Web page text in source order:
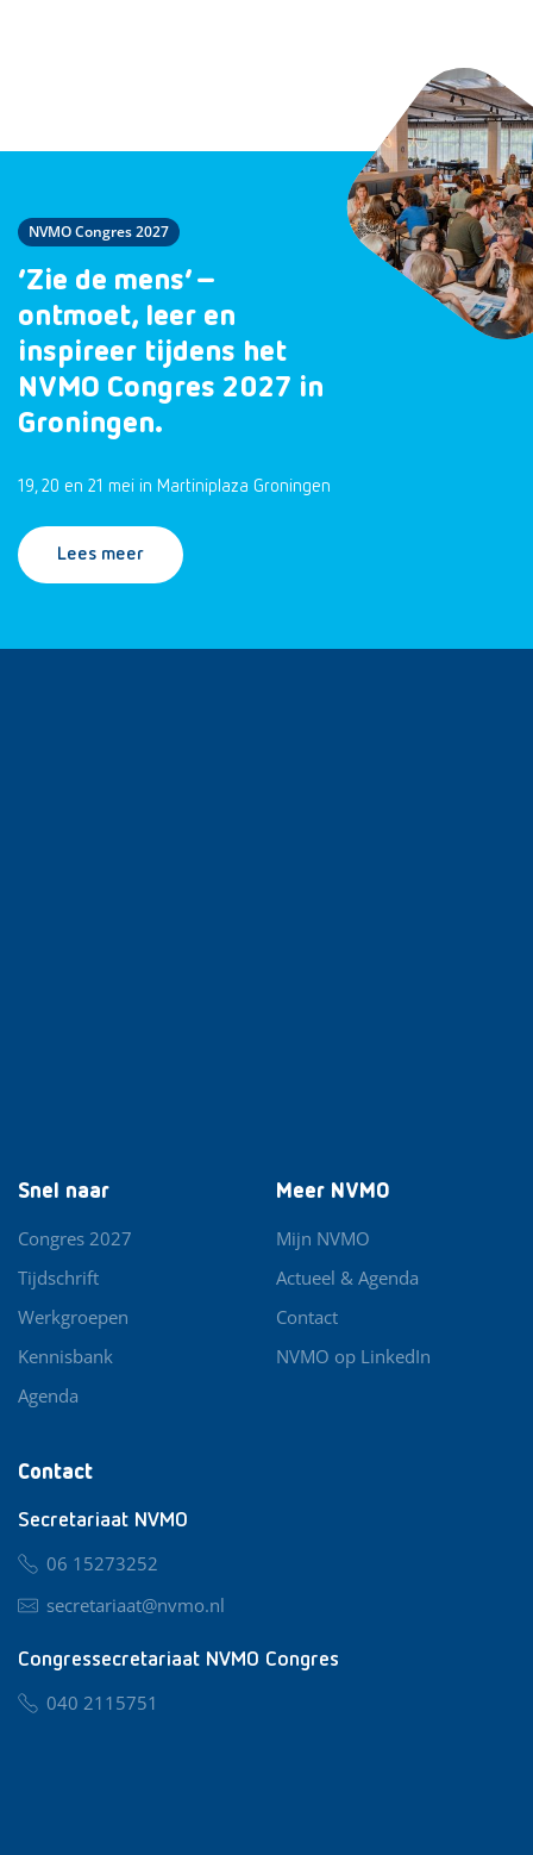
NVMO Congres 2027
‘Zie de mens’ –
ontmoet, leer en
inspireer tijdens het
NVMO Congres 2027 in
Groningen.
19, 20 en 21 mei in Martiniplaza Groningen
Lees meer
Contact
Secretariaat NVMO
06 15273252
secretariaat@nvmo.nl
Congressecretariaat NVMO Congres
040 2115751
Snel naar
Congres 2027
Tijdschrift
Werkgroepen
Kennisbank
Agenda
Meer NVMO
Mijn NVMO
Actueel & Agenda
Contact
NVMO op LinkedIn